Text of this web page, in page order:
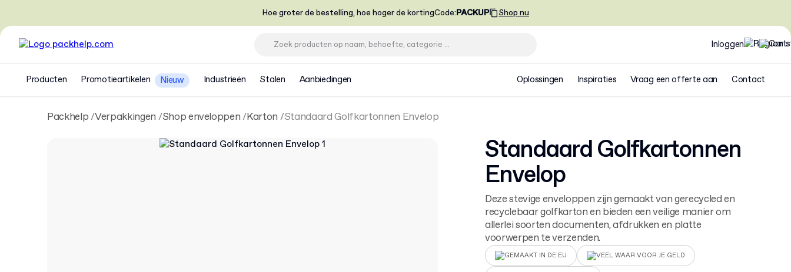
Hoe groter de bestelling, hoe hoger de kortingCode:PACKUP Shop nu
Inloggen
Producten Promotieartikelen Nieuw Industrieën Stalen Aanbiedingen Oplossingen Inspiraties Vraag een offerte aan Contact
Packhelp Verpakkingen Shop enveloppen Karton Standaard Golfkartonnen Envelop
Standaard Golfkartonnen
Envelop
Deze stevige enveloppen zijn gemaakt van gerecycled en
recyclebaar golfkarton en bieden een veilige manier om
allerlei soorten documenten, afdrukken en platte
voorwerpen te verzenden.
GEMAAKT IN DE EU VEEL WAAR VOOR JE GELD